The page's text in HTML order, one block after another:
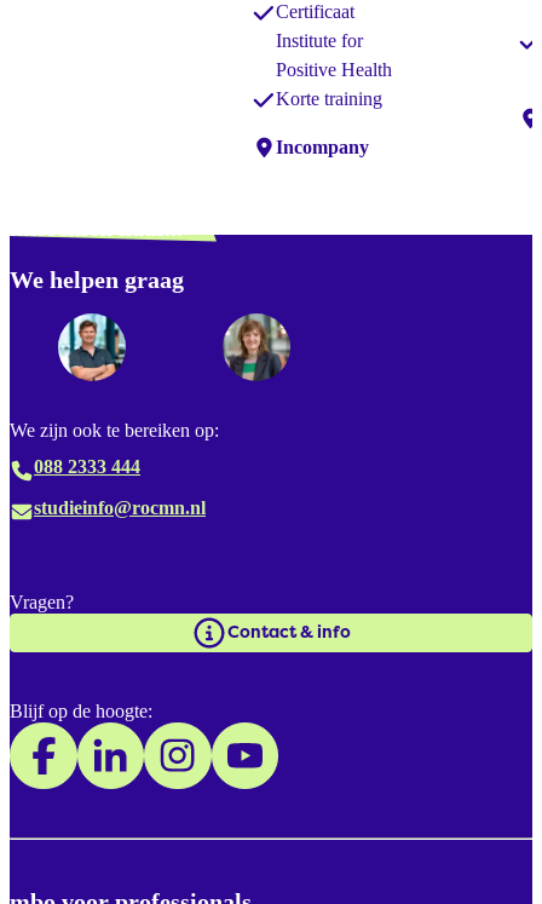
Certificaat
Institute for
Positive Health
Korte training
Locaties:
Incompany
We helpen graag
We zijn ook te bereiken op:
088 2333 444
studieinfo@rocmn.nl
Vragen?
Contact & info
Blijf op de hoogte:
Footer